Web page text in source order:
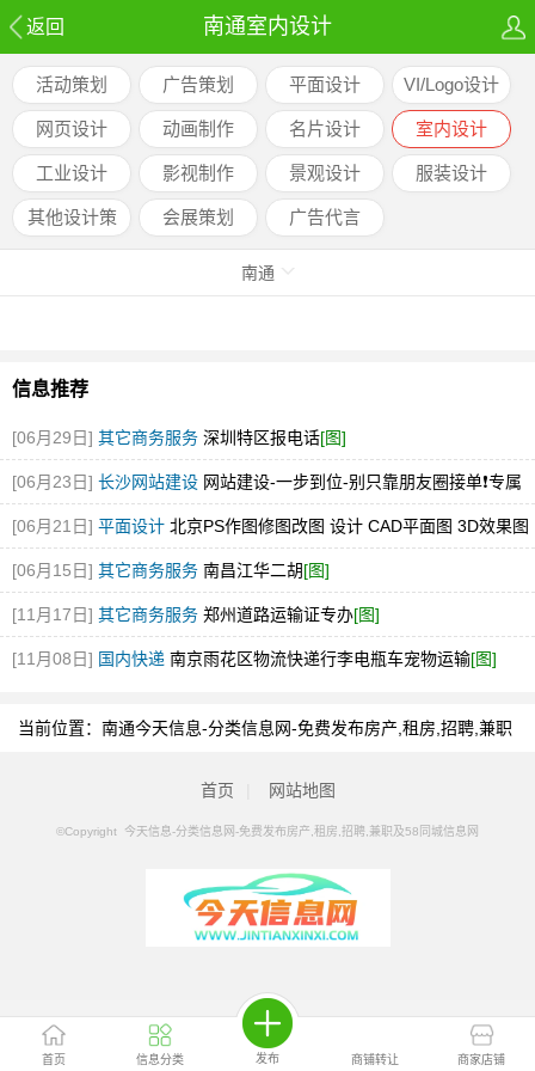
返回 南通室内设计
首页 信息分类 发布 商铺转让 商家店铺
活动策划 广告策划 平面设计 VI/Logo设计
网页设计 动画制作 名片设计 室内设计
工业设计 影视制作 景观设计 服装设计
其他设计策
划
会展策划 广告代言
南通
信息推荐
[06月29日] 其它商务服务 深圳特区报电话[图]
[06月23日] 长沙网站建设 网站建设-一步到位-别只靠朋友圈接单❗️专属
才是创业底牌✨
[06月21日] 平面设计 北京PS作图修图改图 设计 CAD平面图 3D效果图
[图]
[06月15日] 其它商务服务 南昌江华二胡[图]
[11月17日] 其它商务服务 郑州道路运输证专办[图]
[11月08日] 国内快递 南京雨花区物流快递行李电瓶车宠物运输[图]
当前位置： 南通今天信息-分类信息网-免费发布房产,租房,招聘,兼职
首页 网站地图
©Copyright 今天信息-分类信息网-免费发布房产,租房,招聘,兼职及58同城信息网